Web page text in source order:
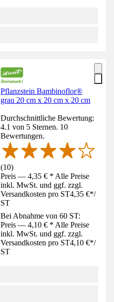
Pflanzstein Bambinoflor®
grau 20 cm x 20 cm x 20 cm
Durchschnittliche Bewertung:
4.1 von 5 Sternen. 10
Bewertungen.
(10)
Preis — 4,35 € * Alle Preise
inkl. MwSt. und ggf. zzgl.
Versandkosten pro ST4,35 €*/
ST
Bei Abnahme von 60 ST:
Preis — 4,10 € * Alle Preise
inkl. MwSt. und ggf. zzgl.
Versandkosten pro ST4,10 €*/
ST